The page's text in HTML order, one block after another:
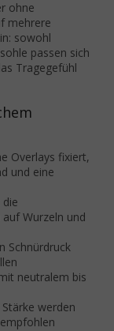
ohne
mehrere
sowohl
passen sich
Tragegefühl
Overlays fixiert,
und eine
Wurzeln und
Schnürdruck
neutralem bis
werden